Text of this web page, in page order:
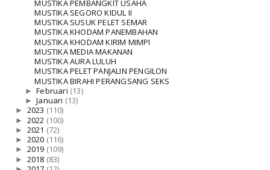
MUSTIKA PEMBANGKIT USAHA
MUSTIKA SEGORO KIDUL II
MUSTIKA SUSUK PELET SEMAR
MUSTIKA KHODAM PANEMBAHAN
MUSTIKA KHODAM KIRIM MIMPI
MUSTIKA MEDIA MAKANAN
MUSTIKA AURA LULUH
MUSTIKA PELET PANJALIN PENGILON
MUSTIKA BIRAHI PERANGSANG SEKS
►Februari (13)
►Januari (13)
► 2023 (110)
► 2022 (100)
► 2021 (72)
► 2020 (116)
► 2019 (109)
► 2018 (83)